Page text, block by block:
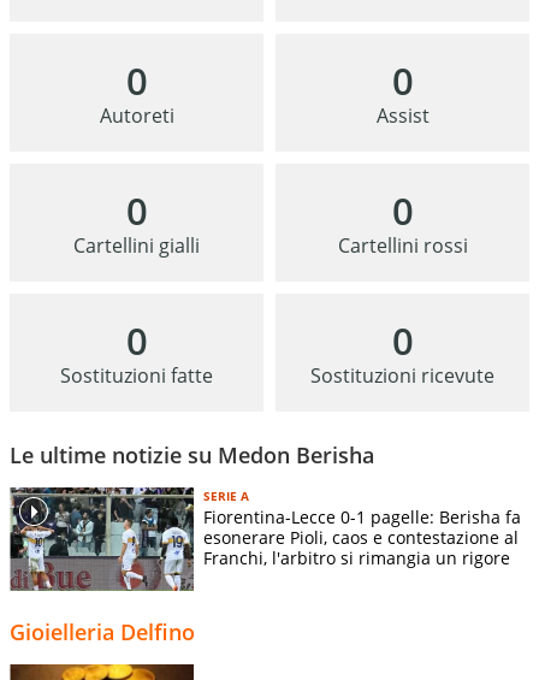
0
Autoreti
0
Assist
0
Cartellini gialli
0
Cartellini rossi
0
Sostituzioni fatte
0
Sostituzioni ricevute
Le ultime notizie su Medon Berisha
SERIE A
Fiorentina-Lecce 0-1 pagelle: Berisha fa
esonerare Pioli, caos e contestazione al
Franchi, l'arbitro si rimangia un rigore
Gioielleria Delfino